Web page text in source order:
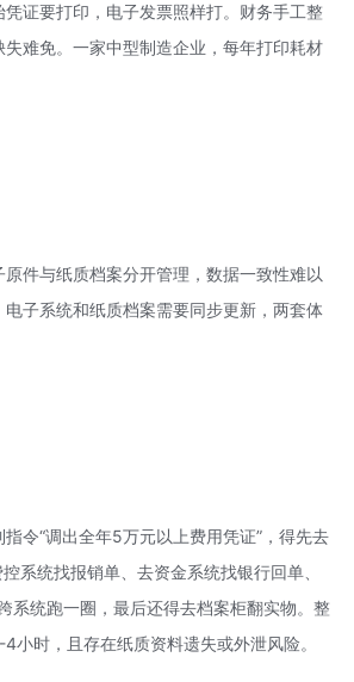
证要打印，电子发票照样打。财务手工整
难免。一家中型制造企业，每年打印耗材
件与纸质档案分开管理，数据一致性难以
子系统和纸质档案需要同步更新，两套体
令“调出全年5万元以上费用凭证”，得先去
控系统找报销单、去资金系统找银行回单、
统跑一圈，最后还得去档案柜翻实物。整
小时，且存在纸质资料遗失或外泄风险。